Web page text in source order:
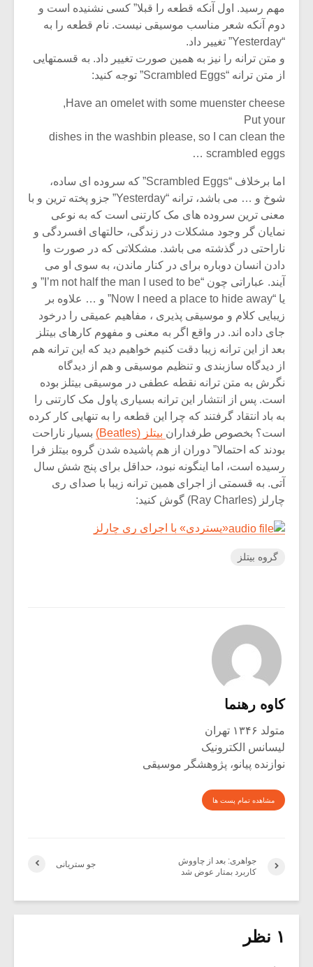
مهم رسید. اول آنکه قطعه را قبلا” کسی نشنیده است و
دوم آنکه شعر مناسب موسیقی نیست. نام قطعه را به
“Yesterday” تغییر داد.
و متن ترانه را نیز به همین صورت تغییر داد. به قسمتهایی
از متن ترانه “Scrambled Eggs” توجه کنید:
Have an omelet with some muenster cheese,
Put your
dishes in the washbin please, so I can clean the
scrambled eggs …
اما برخلاف “Scrambled Eggs” که سروده ای ساده،
شوخ و … می باشد، ترانه “Yesterday” جزو پخته ترین و با
معنی ترین سروده های مک کارتنی است که به نوعی
نمایان گر وجود مشکلات در زندگی، حالتهای افسردگی و
ناراحتی در گذشته می باشد. مشکلاتی که در صورت وا
دادن انسان دوباره برای در کنار ماندن، به سوی او می
آیند. عباراتی چون “I’m not half the man I used to be” و
یا “Now I need a place to hide away” و … علاوه بر
زیبایی کلام و موسیقی پذیری ، مفاهیم عمیقی را درخود
جای داده اند. در واقع اگر به معنی و مفهوم کارهای بیتلز
بعد از این ترانه زیبا دقت کنیم خواهیم دید که این ترانه هم
از دیدگاه سازبندی و تنظیم موسیقی و هم از دیدگاه
نگرش به متن ترانه نقطه عطفی در موسیقی بیتلز بوده
است. پس از انتشار این ترانه بسیاری پاول مک کارتنی را
به باد انتقاد گرفتند که چرا این قطعه را به تنهایی کار کرده
است؟ بخصوص طرفداران بیتلز (Beatles)
بسیار ناراحت
بودند که احتمالا” دوران از هم پاشیده شدن گروه بیتلز فرا
رسیده است، اما اینگونه نبود، حداقل برای پنج شش سال
آتی. به قسمتی از اجرای همین ترانه زیبا با صدای ری
چارلز (Ray Charles) گوش کنید:
«یستردی» با اجرای ری چارلز
گروه بیتلز
کاوه رهنما
متولد ۱۳۴۶ تهران
لیسانس الکترونیک
نوازنده پیانو، پژوهشگر موسیقی
مشاهده تمام پست ها
جو ستریانی
جواهری: بعد از چاووش
کاربرد بمتار عوض شد
۱ نظر